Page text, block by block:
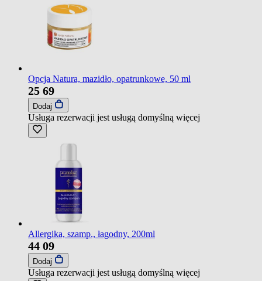
Opcja Natura, mazidło, opatrunkowe, 50 ml
25 69
Dodaj
Usługa rezerwacji jest usługą domyślną więcej
Allergika, szamp., łagodny, 200ml
44 09
Dodaj
Usługa rezerwacji jest usługą domyślną więcej